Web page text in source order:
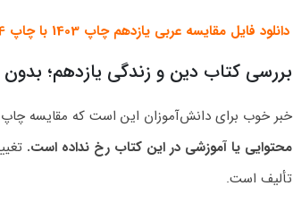
دانلود فایل مقایسه عربی یازدهم چاپ 1403 با چاپ 1404
بررسی کتاب دین و زندگی یازدهم؛
خبر خوب برای دانش‌آموزان این است که مقایسه چاپ ۱۴۰۳ و ۱۴۰۴ کتاب دین و زندگی یازدهم نشان می‌دهد که
محتوایی یا آموزشی در این کتاب رخ نداده است.
تألیف است.